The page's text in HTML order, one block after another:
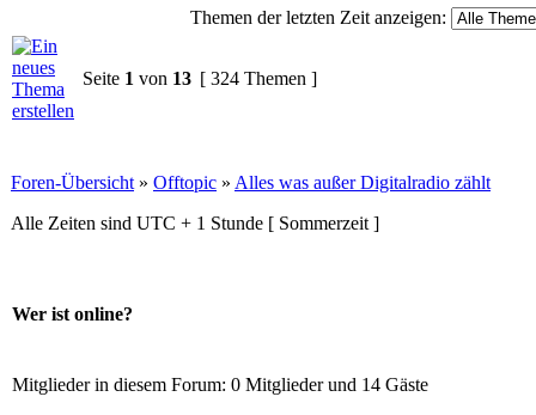
Themen der letzten Zeit anzeigen:
Seite 1 von 13 [ 324 Themen ]
Foren-Übersicht » Offtopic » Alles was außer Digitalradio zählt
Alle Zeiten sind UTC + 1 Stunde [ Sommerzeit ]
Wer ist online?
Mitglieder in diesem Forum: 0 Mitglieder und 14 Gäste